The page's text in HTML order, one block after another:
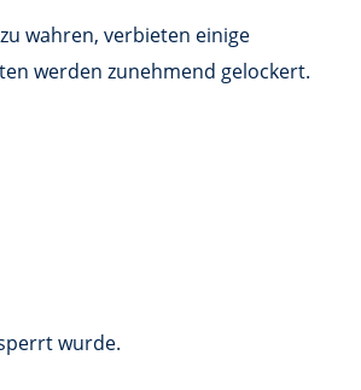
wahren, verbieten einige
werden zunehmend gelockert.
wurde.